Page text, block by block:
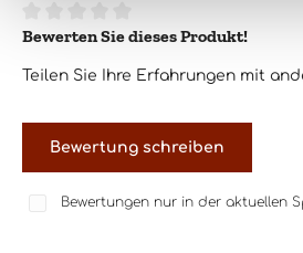
Durchschnittliche Bewertung von 0
Bewerten Sie dieses Produkt!
Teilen Sie Ihre Erfahrungen mit
Bewertung schreiben
Bewertungen nur in der aktuellen